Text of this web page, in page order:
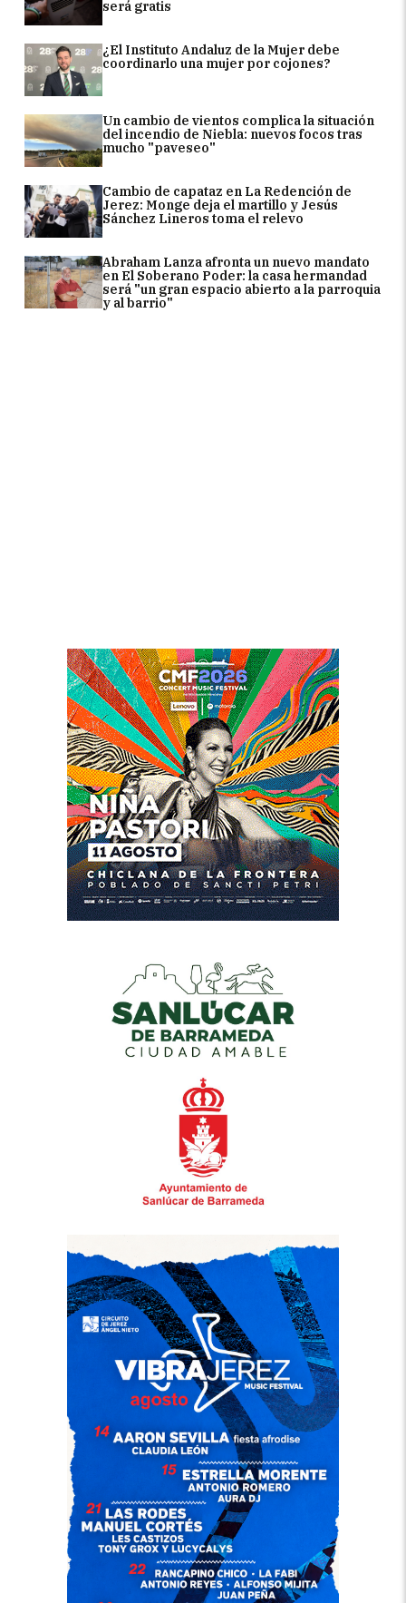
será gratis
¿El Instituto Andaluz de la Mujer debe
coordinarlo una mujer por cojones?
Un cambio de vientos complica la situación
del incendio de Niebla: nuevos focos tras
mucho "paveseo"
Cambio de capataz en La Redención de
Jerez: Monge deja el martillo y Jesús
Sánchez Lineros toma el relevo
Abraham Lanza afronta un nuevo mandato
en El Soberano Poder: la casa hermandad
será "un gran espacio abierto a la parroquia
y al barrio"